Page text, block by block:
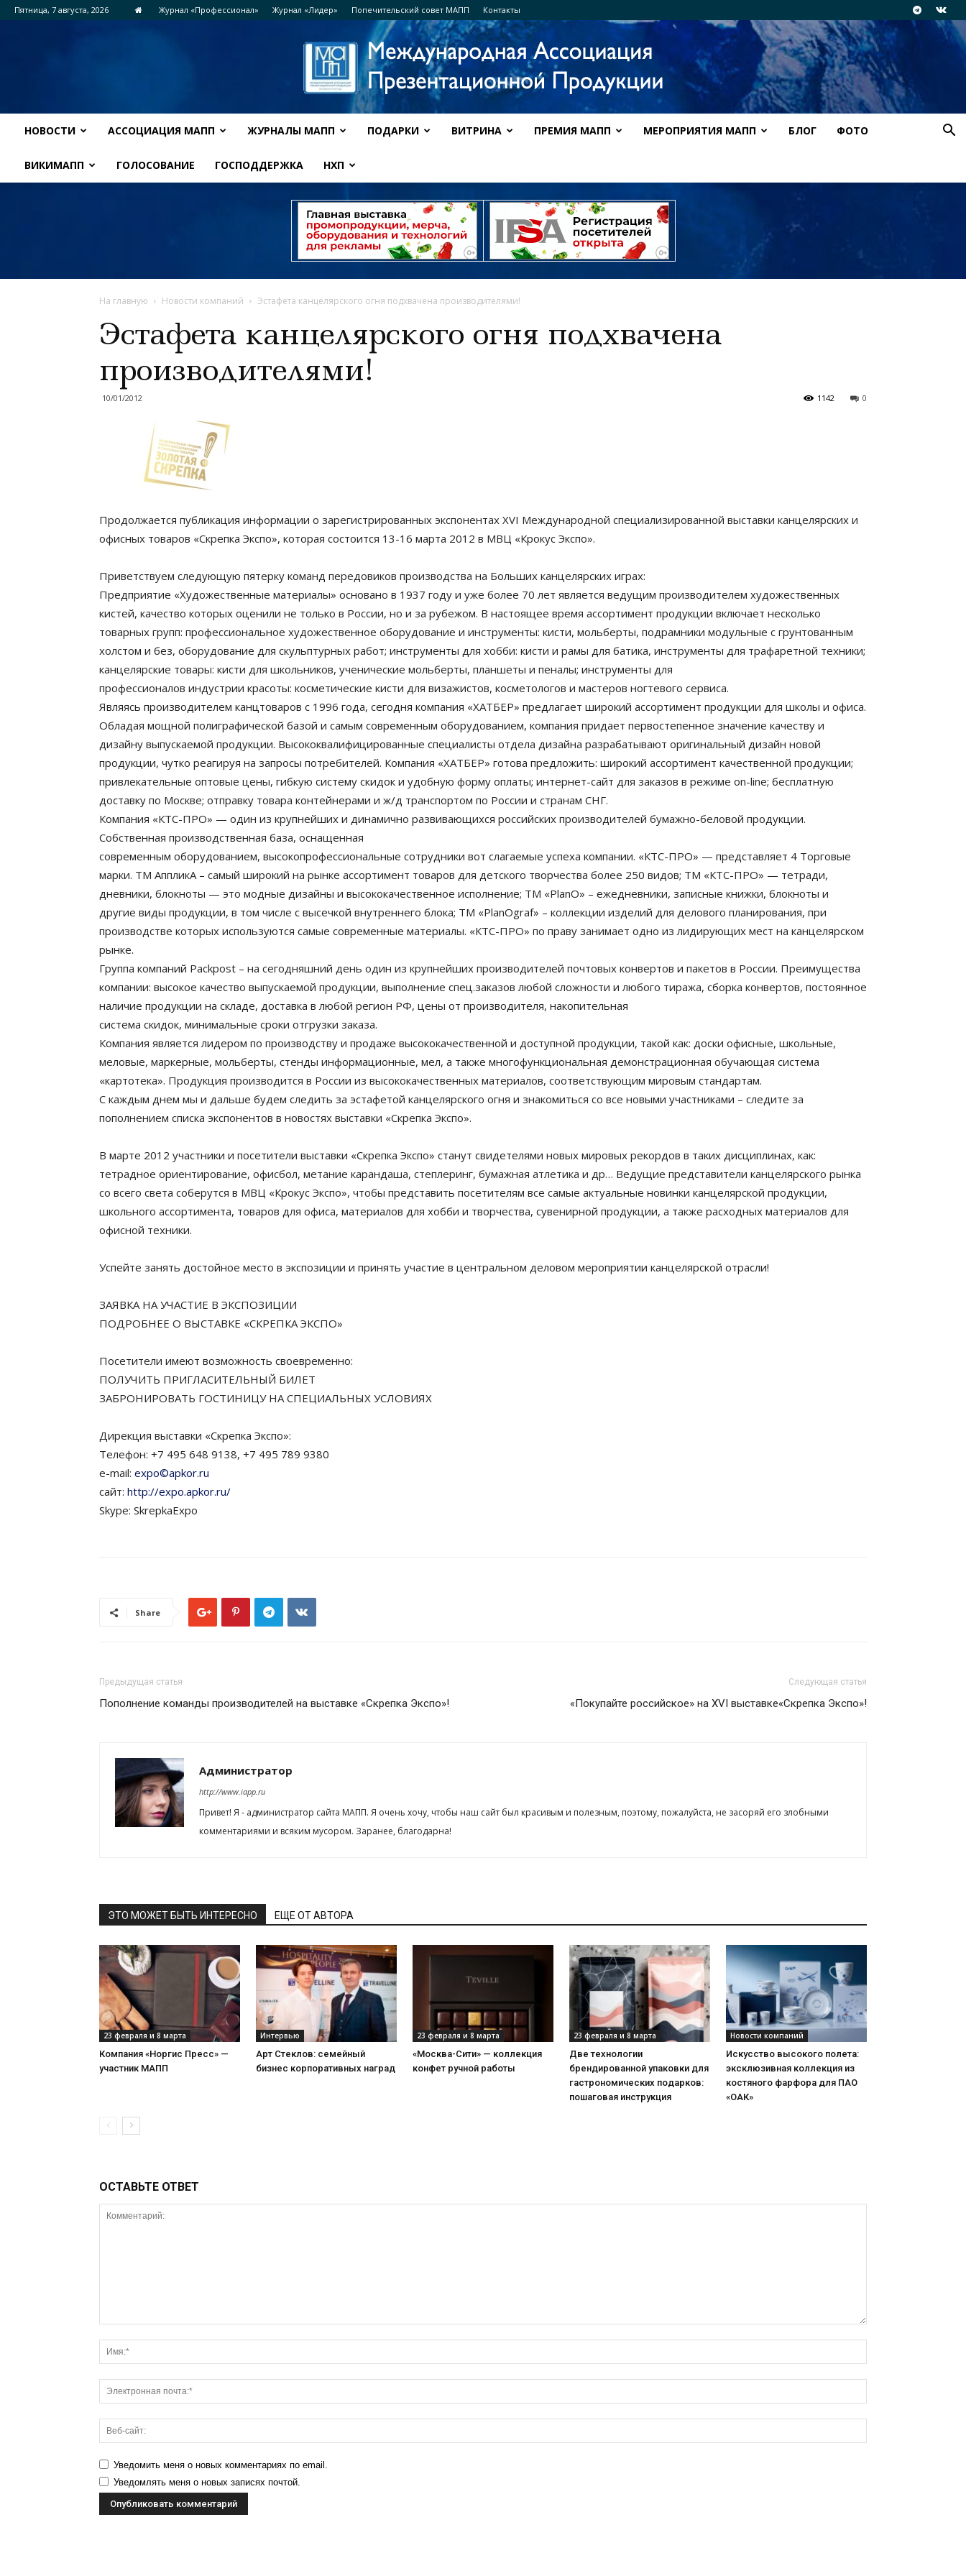
Пятница, 7 августа, 2026 Журнал «Профессионал» Журнал «Лидер» Попечительский совет МАПП Контакты
НОВОСТИ АССОЦИАЦИЯ МАПП ЖУРНАЛЫ МАПП ПОДАРКИ ВИТРИНА ПРЕМИЯ МАПП МЕРОПРИЯТИЯ МАПП БЛОГ ФОТО
ВИКИМАПП ГОЛОСОВАНИЕ ГОСПОДДЕРЖКА НХП
На главную Новости компаний Эстафета канцелярского огня подхвачена производителями!
Эстафета канцелярского огня подхвачена
производителями!
10/01/2012 0
1142
Продолжается публикация информации о зарегистрированных экспонентах XVI Международной специализированной выставки канцелярских и
офисных товаров «Скрепка Экспо», которая состоится 13-16 марта 2012 в МВЦ «Крокус Экспо».
Приветствуем следующую пятерку команд передовиков производства на Больших канцелярских играх:
Предприятие «Художественные материалы» основано в 1937 году и уже более 70 лет является ведущим производителем художественных
кистей, качество которых оценили не только в России, но и за рубежом. В настоящее время ассортимент продукции включает несколько
товарных групп: профессиональное художественное оборудование и инструменты: кисти, мольберты, подрамники модульные с грунтованным
холстом и без, оборудование для скульптурных работ; инструменты для хобби: кисти и рамы для батика, инструменты для трафаретной техники;
канцелярские товары: кисти для школьников, ученические мольберты, планшеты и пеналы; инструменты для
профессионалов индустрии красоты: косметические кисти для визажистов, косметологов и мастеров ногтевого сервиса.
Являясь производителем канцтоваров с 1996 года, сегодня компания «ХАТБЕР» предлагает широкий ассортимент продукции для школы и офиса.
Обладая мощной полиграфической базой и самым современным оборудованием, компания придает первостепенное значение качеству и
дизайну выпускаемой продукции. Высококвалифицированные специалисты отдела дизайна разрабатывают оригинальный дизайн новой
продукции, чутко реагируя на запросы потребителей. Компания «ХАТБЕР» готова предложить: широкий ассортимент качественной продукции;
привлекательные оптовые цены, гибкую систему скидок и удобную форму оплаты; интернет-сайт для заказов в режиме on-line; бесплатную
доставку по Москве; отправку товара контейнерами и ж/д транспортом по России и странам СНГ.
Компания «КТС-ПРО» — один из крупнейших и динамично развивающихся российских производителей бумажно-беловой продукции.
Собственная производственная база, оснащенная
современным оборудованием, высокопрофессиональные сотрудники вот слагаемые успеха компании. «КТС-ПРО» — представляет 4 Торговые
марки. ТМ АппликА – самый широкий на рынке ассортимент товаров для детского творчества более 250 видов; ТМ «КТС-ПРО» — тетради,
дневники, блокноты — это модные дизайны и высококачественное исполнение; ТМ «PlanO» – ежедневники, записные книжки, блокноты и
другие виды продукции, в том числе с высечкой внутреннего блока; ТМ «PlanOgraf» – коллекции изделий для делового планирования, при
производстве которых используются самые современные материалы. «КТС-ПРО» по праву занимает одно из лидирующих мест на канцелярском
рынке.
Группа компаний Packpost – на сегодняшний день один из крупнейших производителей почтовых конвертов и пакетов в России. Преимущества
компании: высокое качество выпускаемой продукции, выполнение спец.заказов любой сложности и любого тиража, сборка конвертов, постоянное
наличие продукции на складе, доставка в любой регион РФ, цены от производителя, накопительная
система скидок, минимальные сроки отгрузки заказа.
Компания является лидером по производству и продаже высококачественной и доступной продукции, такой как: доски офисные, школьные,
меловые, маркерные, мольберты, стенды информационные, мел, а также многофункциональная демонстрационная обучающая система
«картотека». Продукция производится в России из высококачественных материалов, соответствующим мировым стандартам.
С каждым днем мы и дальше будем следить за эстафетой канцелярского огня и знакомиться со все новыми участниками – следите за
пополнением списка экспонентов в новостях выставки «Скрепка Экспо».
В марте 2012 участники и посетители выставки «Скрепка Экспо» станут свидетелями новых мировых рекордов в таких дисциплинах, как:
тетрадное ориентирование, офисбол, метание карандаша, степлеринг, бумажная атлетика и др… Ведущие представители канцелярского рынка
со всего света соберутся в МВЦ «Крокус Экспо», чтобы представить посетителям все самые актуальные новинки канцелярской продукции,
школьного ассортимента, товаров для офиса, материалов для хобби и творчества, сувенирной продукции, а также расходных материалов для
офисной техники.
Успейте занять достойное место в экспозиции и принять участие в центральном деловом мероприятии канцелярской отрасли!
ЗАЯВКА НА УЧАСТИЕ В ЭКСПОЗИЦИИ
ПОДРОБНЕЕ О ВЫСТАВКЕ «СКРЕПКА ЭКСПО»
Посетители имеют возможность своевременно:
ПОЛУЧИТЬ ПРИГЛАСИТЕЛЬНЫЙ БИЛЕТ
ЗАБРОНИРОВАТЬ ГОСТИНИЦУ НА СПЕЦИАЛЬНЫХ УСЛОВИЯХ
Дирекция выставки «Скрепка Экспо»:
Телефон: +7 495 648 9138, +7 495 789 9380
e-mail: expo©apkor.ru
сайт: http://expo.apkor.ru/
Skype: SkrepkaExpo
Share
Предыдущая статья
Пополнение команды производителей на выставке «Скрепка Экспо»!
Следующая статья
«Покупайте российское» на XVI выставке«Скрепка Экспо»!
Администратор
http://www.iapp.ru
Привет! Я - администратор сайта МАПП. Я очень хочу, чтобы наш сайт был красивым и полезным, поэтому, пожалуйста, не засоряй его злобными
комментариями и всяким мусором. Заранее, благодарна!
ЭТО МОЖЕТ БЫТЬ ИНТЕРЕСНО ЕЩЕ ОТ АВТОРА
23 февраля и 8 марта
Компания «Норгис Пресс» —
участник МАПП
Интервью
Арт Стеклов: семейный
бизнес корпоративных наград
23 февраля и 8 марта
«Москва-Сити» — коллекция
конфет ручной работы
23 февраля и 8 марта
Две технологии
брендированной упаковки для
гастрономических подарков:
пошаговая инструкция
Новости компаний
Искусство высокого полета:
эксклюзивная коллекция из
костяного фарфора для ПАО
«ОАК»
ОСТАВЬТЕ ОТВЕТ
Уведомить меня о новых комментариях по email.
Уведомлять меня о новых записях почтой.